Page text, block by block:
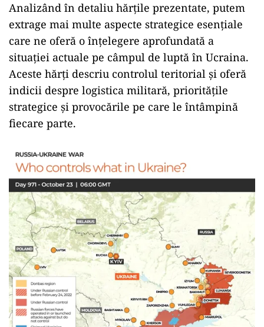
Analizând în detaliu hărțile prezentate, putem
extrage mai multe aspecte strategice esențiale
care ne oferă o înțelegere aprofundată a
situației actuale pe câmpul de luptă în Ucraina.
Aceste hărți descriu controlul teritorial și oferă
indicii despre logistica militară, prioritățile
strategice și provocările pe care le întâmpină
fiecare parte.